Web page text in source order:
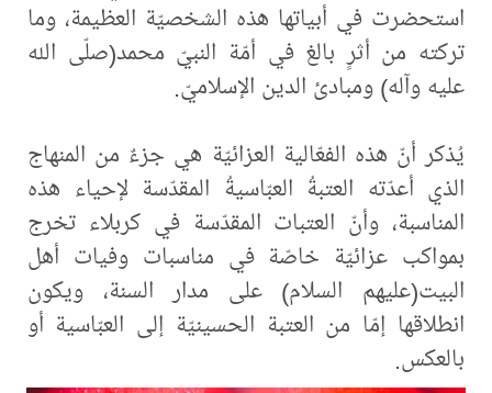
استحضرت في أبياتها هذه الشخصيّة العظيمة، وما
تركته من أثرٍ بالغ في أمّة النبيّ محمد(صلّى الله
عليه وآله) ومبادئ الدين الإسلاميّ.
يُذكر أنّ هذه الفعّالية العزائيّة هي جزءٌ من المنهاج
الذي أعدّته العتبةُ العبّاسيةُ المقدّسة لإحياء هذه
المناسبة، وأنّ العتبات المقدّسة في كربلاء تخرج
بمواكب عزائيّة خاصّة في مناسبات وفيات أهل
البيت(عليهم السلام) على مدار السنة، ويكون
انطلاقها إمّا من العتبة الحسينيّة إلى العبّاسية أو
بالعكس.